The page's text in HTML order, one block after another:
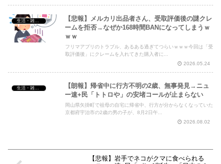
【悲報】メルカリ出品者さん、受取評価後の謎クレ
ームを拒否→なぜか168時間BANになってしまうｗ
ｗｗ
フリマアプリのトラブル、あるある過ぎてつらいｗｗｗ今回は「受
取評価後」にクレームを入れてきた購入者に...
2026.05.24
【朗報】帰省中に行方不明の2歳、無事発見→ニュ
ー速+民「トトロや」の安堵コールが止まらない
岡山県矢掛町で祖母の自宅に帰省中、行方が分からなくなっていた
京都府宇治市の2歳の男の子が、8月2日午...
2026.08.02
【悲報】岩手でネコがクマに食べられる